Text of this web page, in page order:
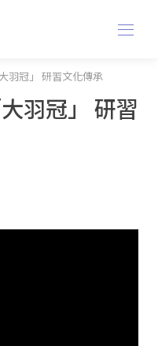
羽冠」 研習文化傳承
羽冠」 研習